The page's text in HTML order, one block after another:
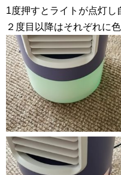
1度押すとライトが点灯し
２度目以降はそれぞれに